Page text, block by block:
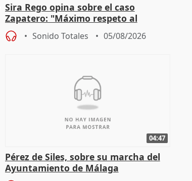
Sira Rego opina sobre el caso
Zapatero: "Máximo respeto al
proceso judicial"
Sonido Totales 05/08/2026
04:47
Pérez de Siles, sobre su marcha del
Ayuntamiento de Málaga